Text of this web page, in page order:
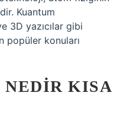
Kuantum
3D yazıcılar gibi
popüler konuları
KISA